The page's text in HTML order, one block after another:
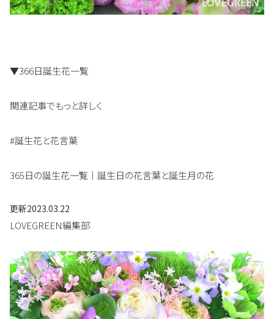
▼366日誕生花一覧
関連記事でもっと詳しく
#誕生花と花言葉
365日の誕生花一覧｜誕生日の花言葉と誕生月の花
更新2023.03.22
LOVEGREEN編集部